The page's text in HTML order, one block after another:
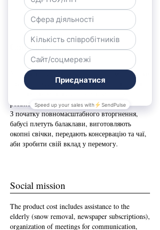
Соціальна місія
У вартість виробів закладена допомога літнім
людям (розчищення снігу, передплата газет),
розвиток медіаграмотності.
З початку повномасштабного вторгнення,
бабусі плетуть балаклави, виготовляють
окопні свічки, передають консервацію та чаї,
аби зробити свій вклад у перемогу.
Social mission
The product cost includes assistance to the
elderly (snow removal, newspaper subscriptions),
organization of meetings for communication,